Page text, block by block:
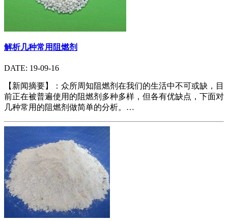
解析几种常用阻燃剂
DATE: 19-09-16
【新闻摘要】：众所周知阻燃剂在我们的生活中不可或缺，目
前正在被普遍使用的阻燃剂多种多样，但各有优缺点，下面对
几种常用的阻燃剂做简单的分析。…